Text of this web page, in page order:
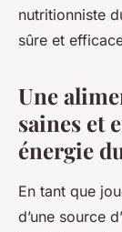
nutritionniste
sûre et
Une
saines et
énergie
En tant que
d’une source